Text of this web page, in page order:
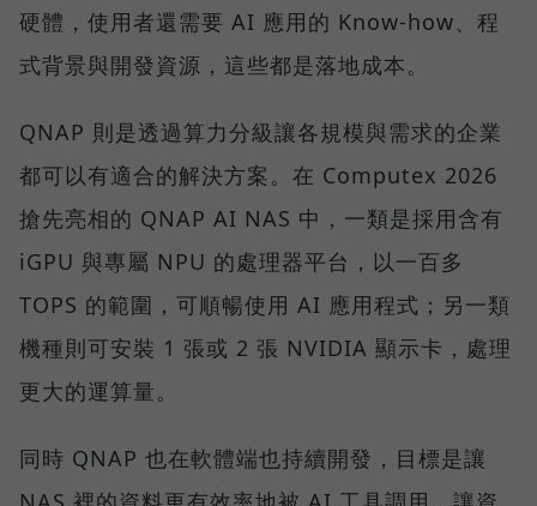
硬體，使用者還需要 AI 應用的 Know-how、程
式背景與開發資源，這些都是落地成本。
QNAP 則是透過算力分級讓各規模與需求的企業
都可以有適合的解決方案。在 Computex 2026
搶先亮相的 QNAP AI NAS 中，一類是採用含有
iGPU 與專屬 NPU 的處理器平台，以一百多
TOPS 的範圍，可順暢使用 AI 應用程式；另一類
機種則可安裝 1 張或 2 張 NVIDIA 顯示卡，處理
更大的運算量。
同時 QNAP 也在軟體端也持續開發，目標是讓